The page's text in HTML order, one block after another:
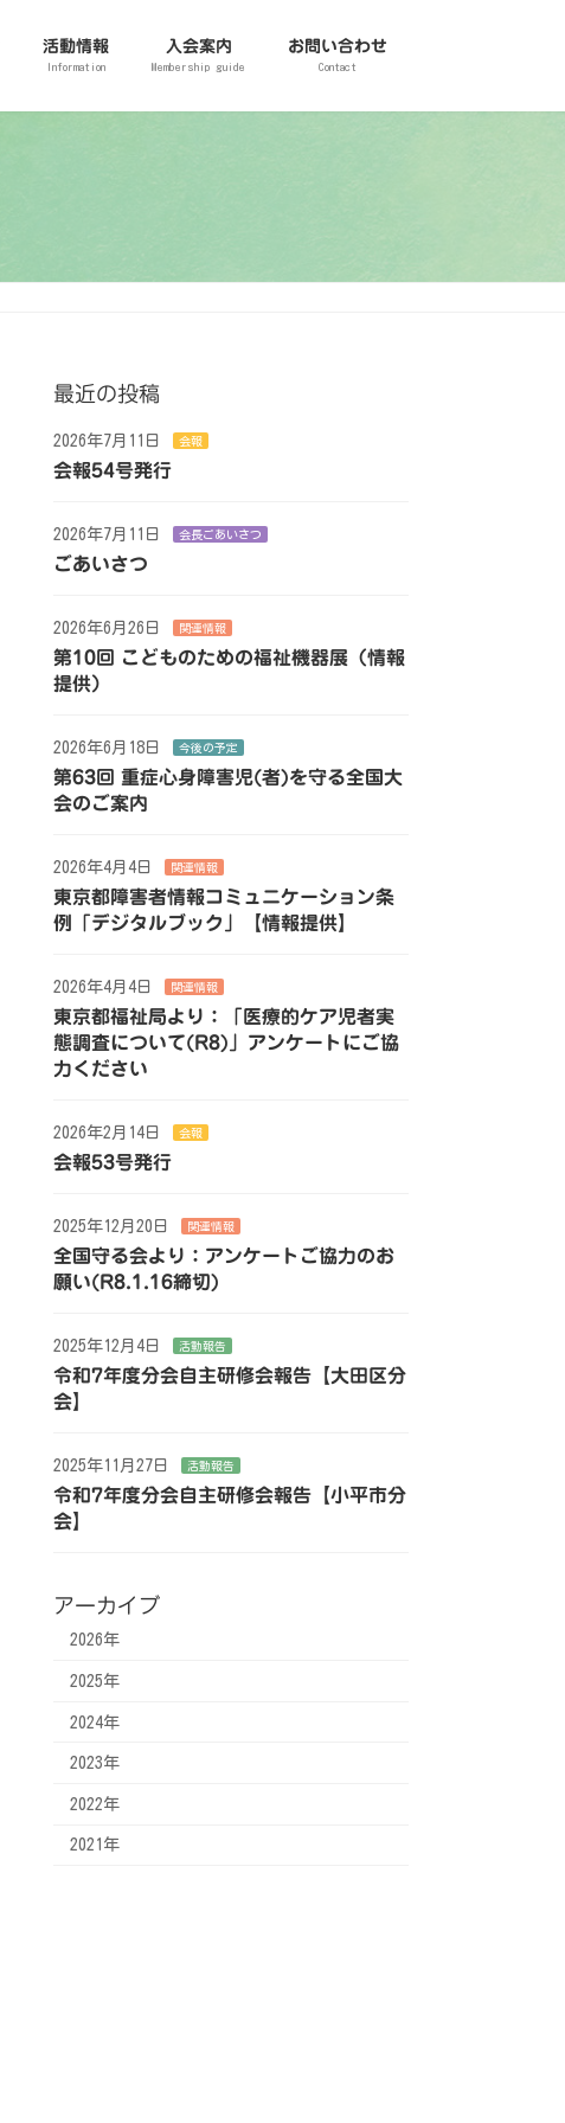
活動情報
Information
入会案内
Membership guide
お問い合わせ
Contact
最近の投稿
2026年7月11日 会報
会報54号発行
2026年7月11日 会長ごあいさつ
ごあいさつ
2026年6月26日 関連情報
第10回 こどものための福祉機器展（情報
提供）
2026年6月18日 今後の予定
第63回 重症心身障害児(者)を守る全国大
会のご案内
2026年4月4日 関連情報
東京都障害者情報コミュニケーション条
例「デジタルブック」【情報提供】
2026年4月4日 関連情報
東京都福祉局より：「医療的ケア児者実
態調査について(R8)」アンケートにご協
力ください
2026年2月14日 会報
会報53号発行
2025年12月20日 関連情報
全国守る会より：アンケートご協力のお
願い(R8.1.16締切)
2025年12月4日 活動報告
令和7年度分会自主研修会報告【大田区分
会】
2025年11月27日 活動報告
令和7年度分会自主研修会報告【小平市分
会】
アーカイブ
2026年
2025年
2024年
2023年
2022年
2021年